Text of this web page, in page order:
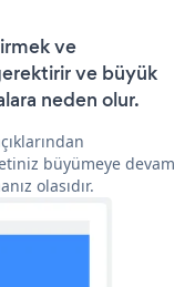
ve
ve büyük
neden olur.
büyümeye devam
olasıdır.